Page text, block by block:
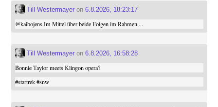
Till Westermayeron 6.8.2026, 18:23:17
@kaibojensIm Mittel über beide Folgen im Rahmen ...
Till Westermayeron 6.8.2026, 16:58:28
Bonnie Taylor meets Klingon opera?
#startrek #snw